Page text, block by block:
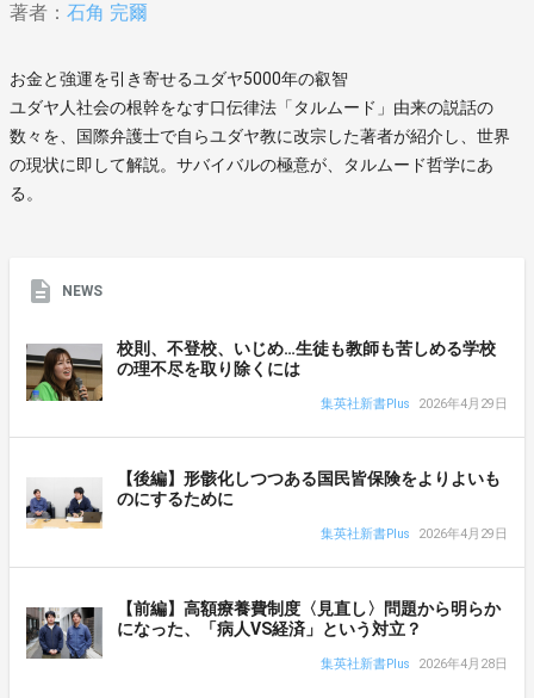
著者： 石角 完爾
お金と強運を引き寄せるユダヤ5000年の叡智
ユダヤ人社会の根幹をなす口伝律法「タルムード」由来の説話の
数々を、国際弁護士で自らユダヤ教に改宗した著者が紹介し、世界
の現状に即して解説。サバイバルの極意が、タルムード哲学にあ
る。
NEWS
校則、不登校、いじめ…生徒も教師も苦しめる学校
の理不尽を取り除くには
集英社新書Plus 2026年4月29日
【後編】形骸化しつつある国民皆保険をよりよいも
のにするために
集英社新書Plus 2026年4月29日
【前編】高額療養費制度〈見直し〉問題から明らか
になった、「病人VS経済」という対立？
集英社新書Plus 2026年4月28日